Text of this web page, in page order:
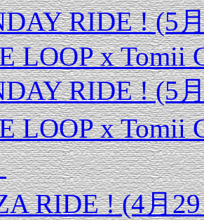
RIDE ! (5
LOOP x Tomii
RIDE ! (5
LOOP x Tomii
RIDE ! (4月